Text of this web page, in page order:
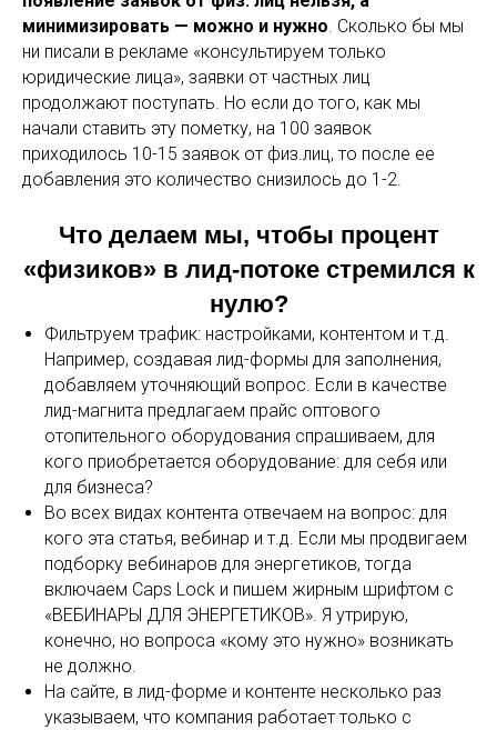
минимизировать — можно и нужно. Сколько бы мы
ни писали в рекламе «консультируем только
юридические лица», заявки от частных лиц
продолжают поступать. Но если до того, как мы
начали ставить эту пометку, на 100 заявок
приходилось 10-15 заявок от физ.лиц, то после ее
добавления это количество снизилось до 1-2.
Что делаем мы, чтобы процент
«физиков» в лид-потоке стремился к
нулю?
Фильтруем трафик: настройками, контентом и т.д.
Например, создавая лид-формы для заполнения,
добавляем уточняющий вопрос. Если в качестве
лид-магнита предлагаем прайс оптового
отопительного оборудования спрашиваем, для
кого приобретается оборудование: для себя или
для бизнеса?
Во всех видах контента отвечаем на вопрос: для
кого эта статья, вебинар и т.д. Если мы продвигаем
подборку вебинаров для энергетиков, тогда
включаем Caps Lock и пишем жирным шрифтом с
«ВЕБИНАРЫ ДЛЯ ЭНЕРГЕТИКОВ». Я утрирую,
конечно, но вопроса «кому это нужно» возникать
не должно.
На сайте, в лид-форме и контенте несколько раз
указываем, что компания работает только с